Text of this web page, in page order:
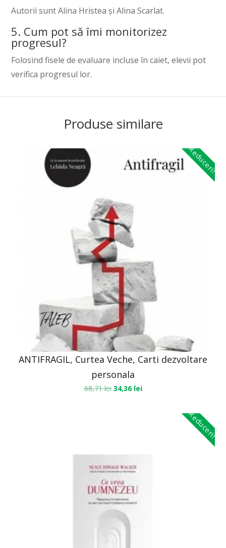
Autorii sunt Alina Hristea și Alina Scarlat.
5. Cum pot să îmi monitorizez
progresul?
Folosind fisele de evaluare incluse în caiet, elevii pot
verifica progresul lor.
Produse similare
Reduceri!
ANTIFRAGIL, Curtea Veche, Carti dezvoltare
personala
68,71lei 34,36 lei
Reduceri!